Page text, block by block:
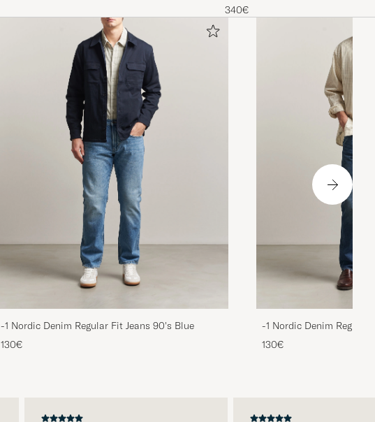
340€
-1 Nordic Denim Regular Fit Jeans 90's Blue
130€
-1 Nordic Denim Regular
130€